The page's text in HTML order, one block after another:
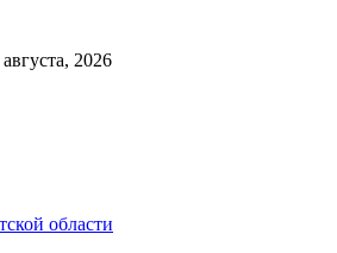
2026
области